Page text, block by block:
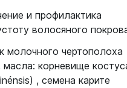
и профилактика
волосяного
молочного чертополоха
корневище
, семена карите